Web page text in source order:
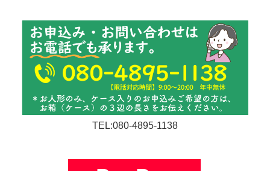
TEL:080-4895-1138